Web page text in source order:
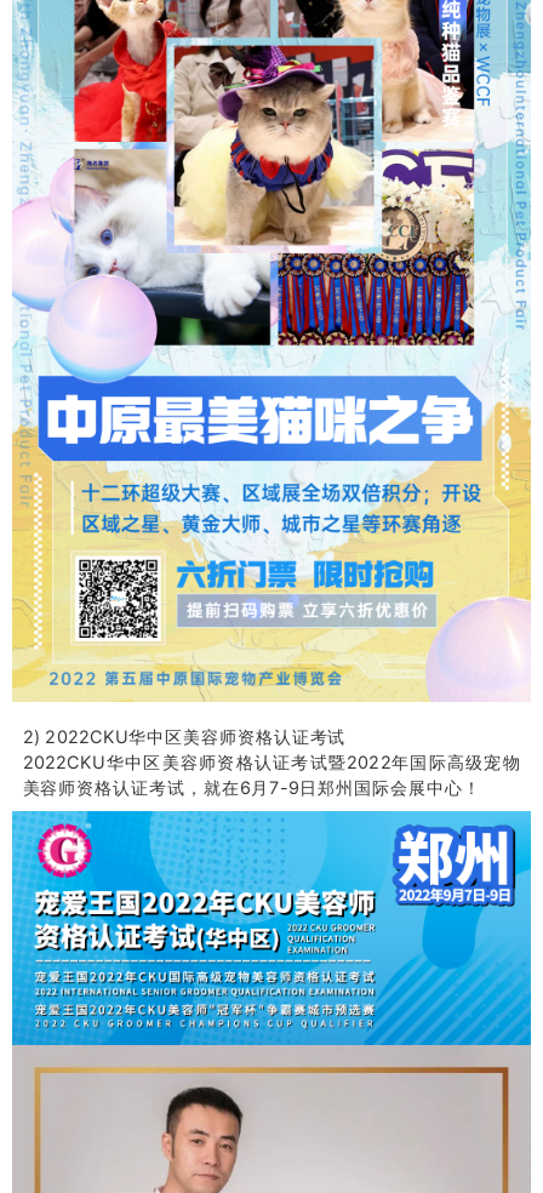
2) 2022CKU华中区美容师资格认证考试
2022CKU华中区美容师资格认证考试暨2022年国际高级宠物
美容师资格认证考试，就在6月7-9日郑州国际会展中心！